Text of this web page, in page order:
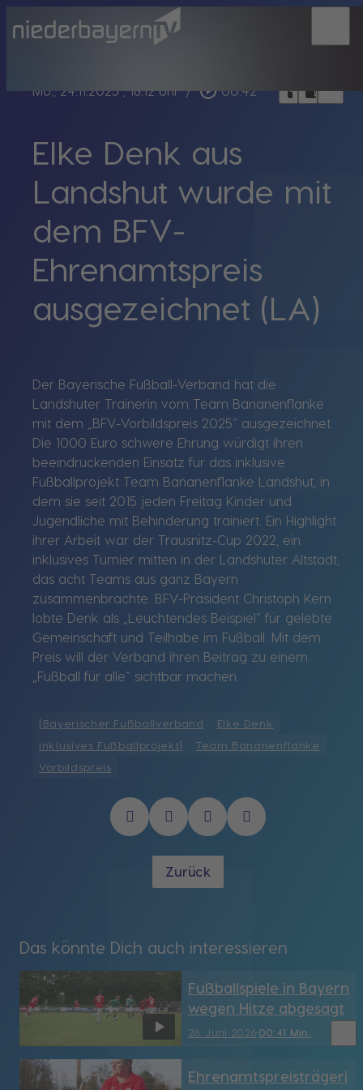
Mo., 24.11.2025, 18:12 Uhr / play_circle_outline 00:42 headphoneschrome_reader_modebookmark_border
Elke Denk aus
Landshut wurde mit
dem BFV-
Ehrenamtspreis
ausgezeichnet (LA)
Der Bayerische Fußball-Verband hat die
Landshuter Trainerin vom Team Bananenflanke
mit dem „BFV-Vorbildspreis 2025“ ausgezeichnet.
Die 1000 Euro schwere Ehrung würdigt ihren
beeindruckenden Einsatz für das inklusive
Fußballprojekt Team Bananenflanke Landshut, in
dem sie seit 2015 jeden Freitag Kinder und
Jugendliche mit Behinderung trainiert. Ein Highlight
ihrer Arbeit war der Trausnitz-Cup 2022, ein
inklusives Turnier mitten in der Landshuter Altstadt,
das acht Teams aus ganz Bayern
zusammenbrachte. BFV-Präsident Christoph Kern
lobte Denk als „Leuchtendes Beispiel“ für gelebte
Gemeinschaft und Teilhabe im Fußball. Mit dem
Preis will der Verband ihren Beitrag zu einem
„Fußball für alle“ sichtbar machen.
[Bayerischer Fußballverband
Elke Denk
inklusives Fußballprojekt]
Team Bananenflanke
Vorbildspreis
Zurück
Das könnte Dich auch interessieren
26. Juni 202600:41 Min.
Fußballspiele in Bayern
wegen Hitze abgesagt
Ehrenamtspreisträgeri